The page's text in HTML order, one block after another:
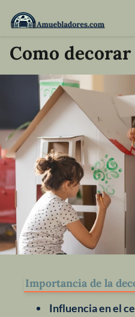
Como
Importancia de la
Influencia en el